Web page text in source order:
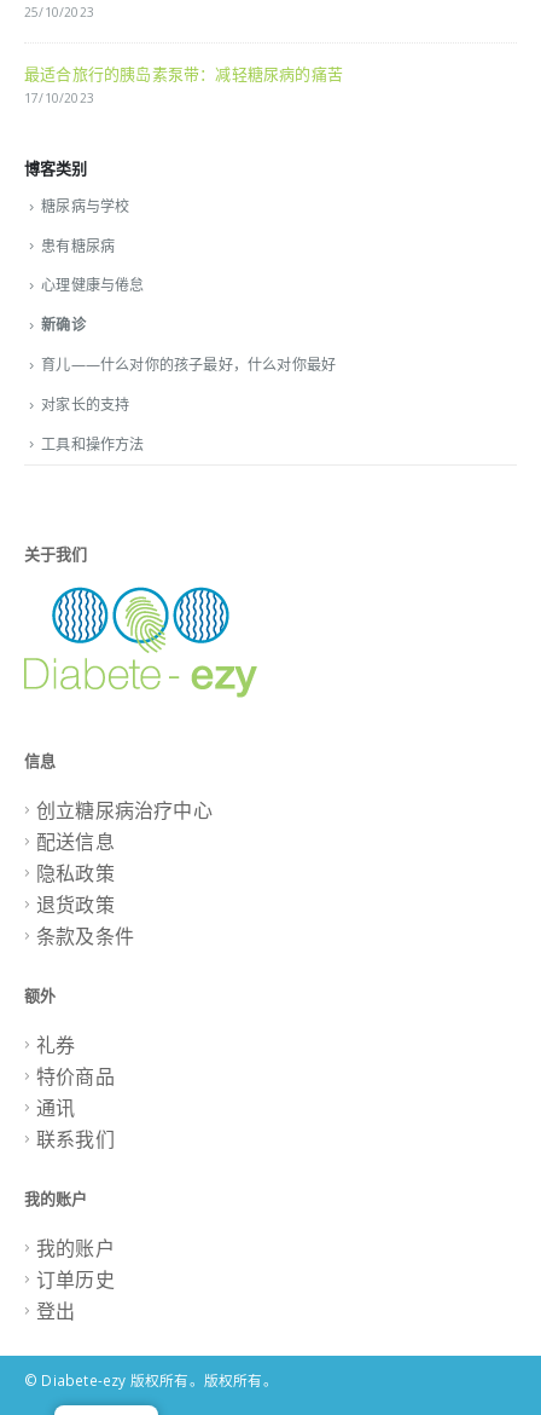
25/10/2023
最适合旅行的胰岛素泵带：减轻糖尿病的痛苦
17/10/2023
博客类别
糖尿病与学校
患有糖尿病
心理健康与倦怠
新确诊
育儿——什么对你的孩子最好，什么对你最好
对家长的支持
工具和操作方法
关于我们
信息
创立糖尿病治疗中心
配送信息
隐私政策
退货政策
条款及条件
额外
礼券
特价商品
通讯
联系我们
我的账户
我的账户
订单历史
登出
© Diabete-ezy 版权所有。版权所有。